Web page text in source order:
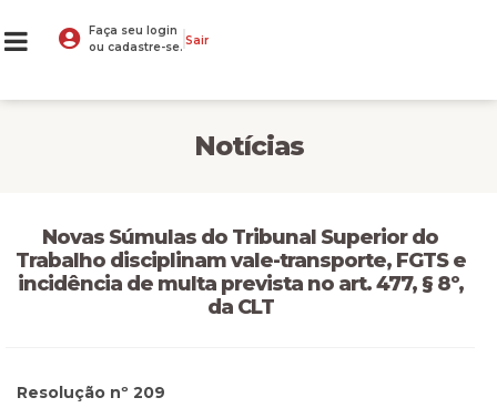
Faça seu login
ou cadastre-se. Sair
Notícias
Novas Súmulas do Tribunal Superior do
Trabalho disciplinam vale-transporte, FGTS e
incidência de multa prevista no art. 477, § 8º,
da CLT
Resolução nº 209